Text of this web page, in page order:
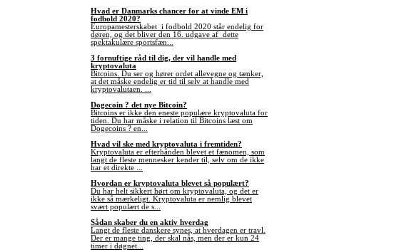
Hvad er Danmarks chancer for at vinde EM i
fodbold 2020?
Europamesterskabet i fodbold 2020 står endelig for
døren, og det bliver den 16. udgave af dette
spektakulære sportsfæn...
3 fornuftige råd til dig, der vil handle med
kryptovaluta
Bitcoins. Du ser og hører ordet allevegne og tænker,
at det måske endelig er tid til selv at handle med
kryptovalutaen. ...
Dogecoin ? det nye Bitcoin?
Bitcoins er ikke den eneste populære kryptovaluta for
tiden. Du har måske i relation til Bitcoins læst om
Dogecoins ? en...
Hvad vil ske med kryptovaluta i fremtiden?
Kryptovaluta er efterhånden blevet et fænomen, som
langt de fleste mennesker kender til, selv om de ikke
har et direkte ...
Hvordan er kryptovaluta blevet så populært?
Du har helt sikkert hørt om kryptovaluta, og det er
ikke så mærkeligt. Kryptovaluta er nemlig blevet
svært populært de s...
Sådan skaber du en aktiv hverdag
Langt de fleste danskere synes, at hverdagen er travl.
Der er mange ting, der skal nås, men der er kun 24
timer i døgnet...